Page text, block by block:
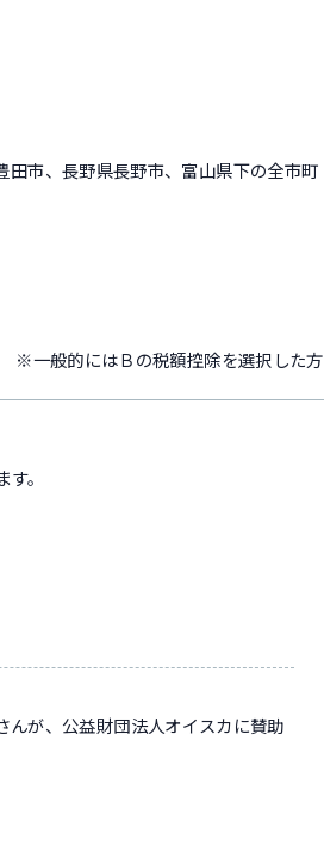
市、長野県長野市、富山県下の全市町
※一般的にはＢの税額控除を選択した方
。
が、公益財団法人オイスカに賛助